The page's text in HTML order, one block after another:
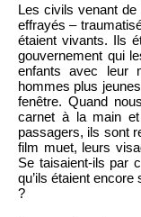
Les civils venant
effrayés –
étaient vivants. Ils
gouvernement qui
enfants avec leur
hommes plus
fenêtre. Quand
carnet à la main
passagers, ils sont
film muet, leurs
Se taisaient-ils par
qu’ils étaient
?